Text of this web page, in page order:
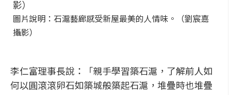
圖片說明：石滬藝廊感受新屋最美的人情味。（劉宸嘉
攝影）
李仁富理事長說：「親手學習築石滬，了解前人如
何以圓滾滾卵石如築城般築起石滬，堆疊時也堆疊